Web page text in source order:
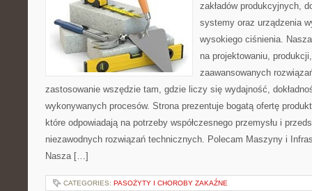
zakładów produkcyjnych,
systemy oraz urządzenia
wysokiego ciśnienia.
na projektowaniu,
zaawansowanych
zastosowanie wszędzie tam, gdzie liczy się wydajność,
wykonywanych procesów. Strona prezentuje bogatą ofertę
które odpowiadają na potrzeby współczesnego przemysłu i
niezawodnych rozwiązań technicznych. Polecam Maszyny i
Nasza […]
CATEGORIES: PASOŻYTY I CHOROBY ZAKAŹNE